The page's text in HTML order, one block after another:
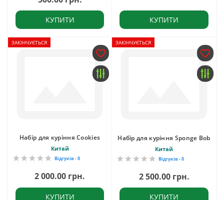
КУПИТИ КУПИТИ
ЗАКІНЧУЄТЬСЯ
Набір для куріння Cookies
Китай
Відгуків - 0
2 000.00 грн.
КУПИТИ
ЗАКІНЧУЄТЬСЯ
Набір для куріння Sponge Bob
Китай
Відгуків - 0
2 500.00 грн.
КУПИТИ